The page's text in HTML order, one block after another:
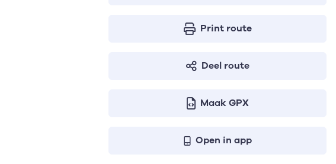
Print route
Deel route
Maak GPX
Open in app